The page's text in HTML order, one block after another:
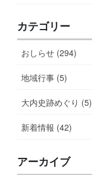
カテゴリー
おしらせ (294)
地域行事 (5)
大内史跡めぐり (5)
新着情報 (42)
アーカイブ